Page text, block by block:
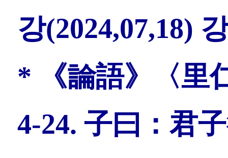
강(2024,07,18)
* 《論語》〈里
4-24. 子曰：君